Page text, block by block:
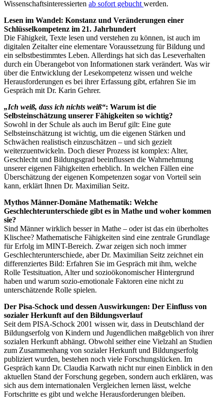
Wissenschaftsinteressierten ab sofort gebucht werden.
Lesen im Wandel: Konstanz und Veränderungen einer
Schlüsselkompetenz im 21. Jahrhundert
Die Fähigkeit, Texte lesen und verstehen zu können, ist auch im
digitalen Zeitalter eine elementare Voraussetzung für Bildung und
ein selbstbestimmtes Leben. Allerdings hat sich das Leseverhalten
durch ein Überangebot von Informationen stark verändert. Was wir
über die Entwicklung der Lesekompetenz wissen und welche
Herausforderungen es bei ihrer Erfassung gibt, erfahren Sie im
Gespräch mit Dr. Karin Gehrer.
„Ich weiß, dass ich nichts weiß“: Warum ist die
Selbsteinschätzung unserer Fähigkeiten so wichtig?
Sowohl in der Schule als auch im Beruf gilt: Eine gute
Selbsteinschätzung ist wichtig, um die eigenen Stärken und
Schwächen realistisch einzuschätzen – und sich gezielt
weiterzuentwickeln. Doch dieser Prozess ist komplex: Alter,
Geschlecht und Bildungsgrad beeinflussen die Wahrnehmung
unserer eigenen Fähigkeiten erheblich. In welchen Fällen eine
Überschätzung der eigenen Kompetenzen sogar von Vorteil sein
kann, erklärt Ihnen Dr. Maximilian Seitz.
Mythos Männer-Domäne Mathematik: Welche
Geschlechterunterschiede gibt es in Mathe und woher kommen
sie?
Sind Männer wirklich besser in Mathe – oder ist das ein überholtes
Klischee? Mathematische Fähigkeiten sind eine zentrale Grundlage
für Erfolg im MINT-Bereich. Zwar zeigen sich noch immer
Geschlechterunterschiede, aber Dr. Maximilian Seitz zeichnet ein
differenziertes Bild: Erfahren Sie im Gespräch mit ihm, welche
Rolle Testsituation, Alter und sozioökonomischer Hintergrund
haben und warum sozio-emotionale Faktoren eine nicht zu
unterschätzende Rolle spielen.
Der Pisa-Schock und dessen Auswirkungen: Der Einfluss von
sozialer Herkunft auf den Bildungsverlauf
Seit dem PISA-Schock 2001 wissen wir, dass in Deutschland der
Bildungserfolg von Kindern und Jugendlichen maßgeblich von ihrer
sozialen Herkunft abhängt. Obwohl seither eine Vielzahl an Studien
zum Zusammenhang von sozialer Herkunft und Bildungserfolg
publiziert wurden, bestehen noch viele Forschungslücken. Im
Gespräch kann Dr. Claudia Karwath nicht nur einen Einblick in den
aktuellen Stand der Forschung gegeben, sondern auch erklären, was
sich aus dem internationalen Vergleichen lernen lässt, welche
Fortschritte es gibt und welche Herausforderungen bleiben.